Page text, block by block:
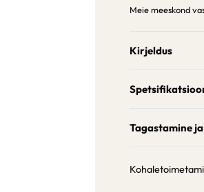
Meie meeskond
Kirjeldus
Tagastamine